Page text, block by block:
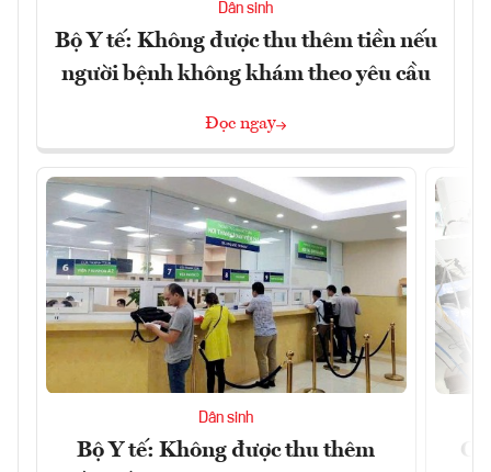
Dân sinh
Bộ Y tế: Không được thu thêm tiền nếu
người bệnh không khám theo yêu cầu
Đọc ngay
Dân sinh
Bộ Y tế: Không được thu thêm